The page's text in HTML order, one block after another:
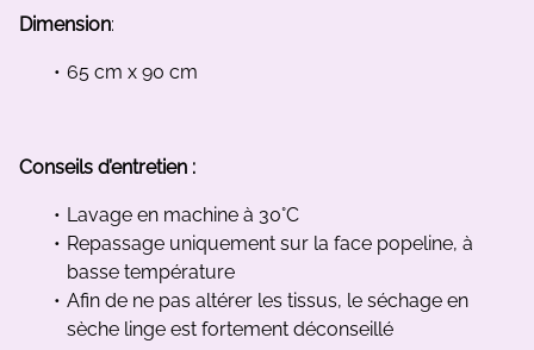
Dimension:
65 cm x 90 cm
Conseils d’entretien :
Lavage en machine à 30°C
Repassage uniquement sur la face popeline, à
basse température
Afin de ne pas altérer les tissus, le séchage en
sèche linge est fortement déconseillé